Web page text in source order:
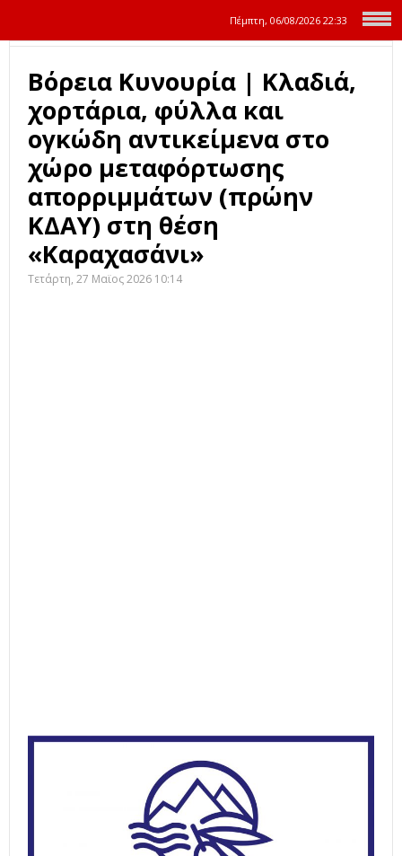
Πέμπτη, 06/08/2026 22:33
Βόρεια Κυνουρία | Κλαδιά,
χορτάρια, φύλλα και
ογκώδη αντικείμενα στο
χώρο μεταφόρτωσης
απορριμμάτων (πρώην
ΚΔΑΥ) στη θέση
«Καραχασάνι»
Τετάρτη, 27 Μαϊος 2026 10:14